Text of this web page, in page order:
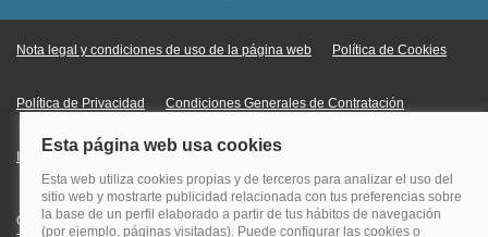
Nota legal y condiciones de uso de la página web Política de Cookies
Política de Privacidad Condiciones Generales de Contratación
Información Legal sobre Mercados en Línea
Quehoteles.com - Especialistas en hoteles © Copyright Veturis Travel S.A.